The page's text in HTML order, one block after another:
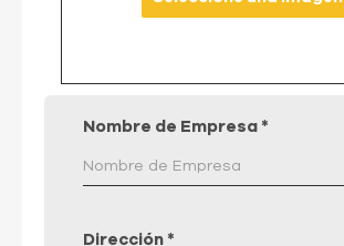
Nombre de Empresa *
Dirección *